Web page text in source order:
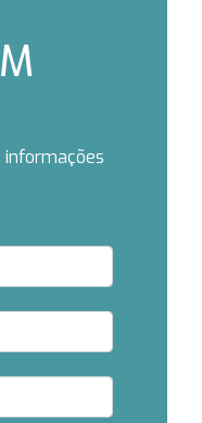
informações